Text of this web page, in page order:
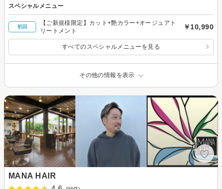
スペシャルメニュー
初回
【ご新規様限定】カット+艶カラー+オージュアト
リートメント
￥10,990
すべてのスペシャルメニューを見る
その他の情報を表示
MANA HAIR